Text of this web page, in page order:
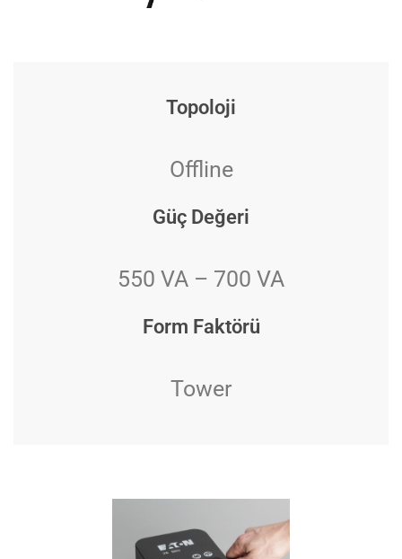
Topoloji
Offline
Güç Değeri
550 VA – 700 VA
Form Faktörü
Tower